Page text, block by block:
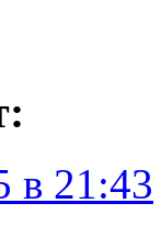
в 21:43